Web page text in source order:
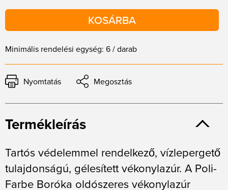
KOSÁRBA
Minimális rendelési egység: 6 / darab
Nyomtatás Megosztás
Termékleírás
Tartós védelemmel rendelkező, vízlepergető
tulajdonságú, gélesített vékonylazúr. A Poli-
Farbe Boróka oldószeres vékonylazúr